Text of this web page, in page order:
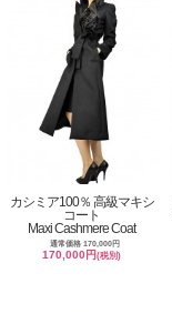
カシミア100％ 高級マキシ
コート
Maxi Cashmere Coat
通常価格 170,000円
170,000円(税別)